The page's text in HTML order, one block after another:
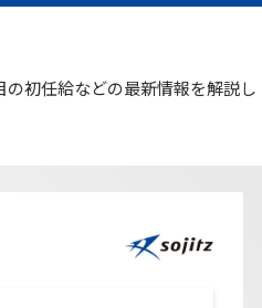
初任給などの最新情報を解説し